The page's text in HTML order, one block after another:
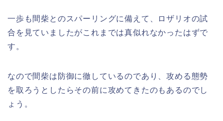
一歩も間柴とのスパーリングに備えて、ロザリオの試
合を見ていましたがこれまでは真似れなかったはずで
す。
なので間柴は防御に徹しているのであり、攻める態勢
を取ろうとしたらその前に攻めてきたのもあるのでし
ょう。